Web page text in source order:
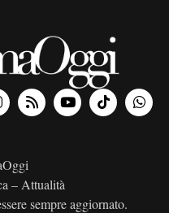
– Attualità
sempre aggiornato.